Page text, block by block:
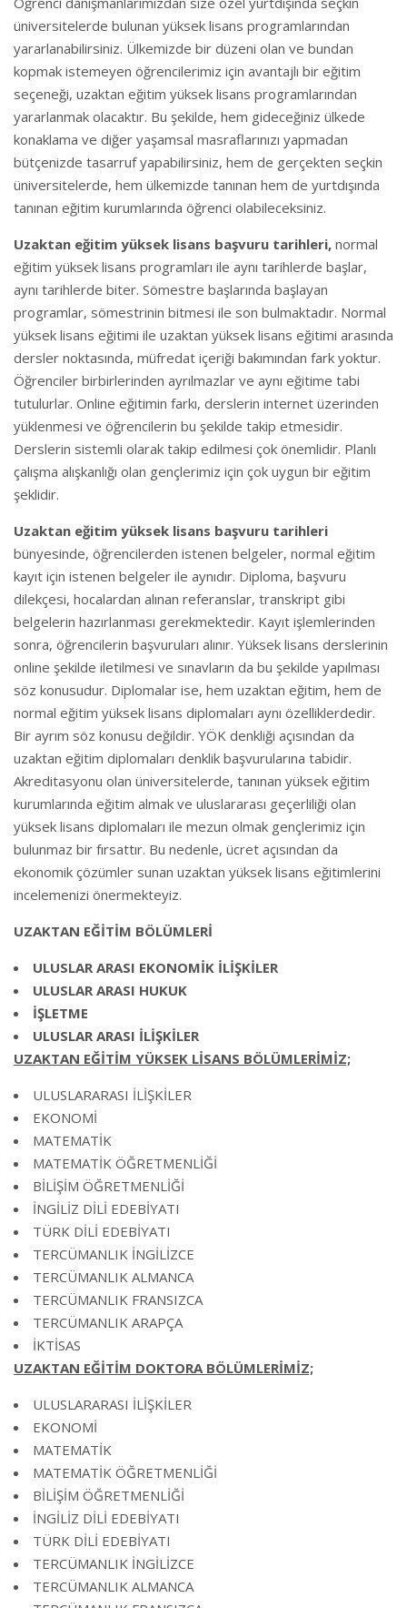
üniversitelerde bulunan yüksek lisans programlarından
yararlanabilirsiniz. Ülkemizde bir düzeni olan ve bundan
kopmak istemeyen öğrencilerimiz için avantajlı bir eğitim
seçeneği, uzaktan eğitim yüksek lisans programlarından
yararlanmak olacaktır. Bu şekilde, hem gideceğiniz ülkede
konaklama ve diğer yaşamsal masraflarınızı yapmadan
bütçenizde tasarruf yapabilirsiniz, hem de gerçekten seçkin
üniversitelerde, hem ülkemizde tanınan hem de yurtdışında
tanınan eğitim kurumlarında öğrenci olabileceksiniz.
Uzaktan eğitim yüksek lisans başvuru tarihleri, normal
eğitim yüksek lisans programları ile aynı tarihlerde başlar,
aynı tarihlerde biter. Sömestre başlarında başlayan
programlar, sömestrinin bitmesi ile son bulmaktadır. Normal
yüksek lisans eğitimi ile uzaktan yüksek lisans eğitimi arasında
dersler noktasında, müfredat içeriği bakımından fark yoktur.
Öğrenciler birbirlerinden ayrılmazlar ve aynı eğitime tabi
tutulurlar. Online eğitimin farkı, derslerin internet üzerinden
yüklenmesi ve öğrencilerin bu şekilde takip etmesidir.
Derslerin sistemli olarak takip edilmesi çok önemlidir. Planlı
çalışma alışkanlığı olan gençlerimiz için çok uygun bir eğitim
şeklidir.
Uzaktan eğitim yüksek lisans başvuru tarihleri
bünyesinde, öğrencilerden istenen belgeler, normal eğitim
kayıt için istenen belgeler ile aynıdır. Diploma, başvuru
dilekçesi, hocalardan alınan referanslar, transkript gibi
belgelerin hazırlanması gerekmektedir. Kayıt işlemlerinden
sonra, öğrencilerin başvuruları alınır. Yüksek lisans derslerinin
online şekilde iletilmesi ve sınavların da bu şekilde yapılması
söz konusudur. Diplomalar ise, hem uzaktan eğitim, hem de
normal eğitim yüksek lisans diplomaları aynı özelliklerdedir.
Bir ayrım söz konusu değildir. YÖK denkliği açısından da
uzaktan eğitim diplomaları denklik başvurularına tabidir.
Akreditasyonu olan üniversitelerde, tanınan yüksek eğitim
kurumlarında eğitim almak ve uluslararası geçerliliği olan
yüksek lisans diplomaları ile mezun olmak gençlerimiz için
bulunmaz bir fırsattır. Bu nedenle, ücret açısından da
ekonomik çözümler sunan uzaktan yüksek lisans eğitimlerini
incelemenizi önermekteyiz.
UZAKTAN EĞİTİM BÖLÜMLERİ
ULUSLAR ARASI EKONOMİK İLİŞKİLER
ULUSLAR ARASI HUKUK
İŞLETME
ULUSLAR ARASI İLİŞKİLER
UZAKTAN EĞİTİM YÜKSEK LİSANS BÖLÜMLERİMİZ;
ULUSLARARASI İLİŞKİLER
EKONOMİ
MATEMATİK
MATEMATİK ÖĞRETMENLİĞİ
BİLİŞİM ÖĞRETMENLİĞİ
İNGİLİZ DİLİ EDEBİYATI
TÜRK DİLİ EDEBİYATI
TERCÜMANLIK İNGİLİZCE
TERCÜMANLIK ALMANCA
TERCÜMANLIK FRANSIZCA
TERCÜMANLIK ARAPÇA
İKTİSAS
UZAKTAN EĞİTİM DOKTORA BÖLÜMLERİMİZ;
ULUSLARARASI İLİŞKİLER
EKONOMİ
MATEMATİK
MATEMATİK ÖĞRETMENLİĞİ
BİLİŞİM ÖĞRETMENLİĞİ
İNGİLİZ DİLİ EDEBİYATI
TÜRK DİLİ EDEBİYATI
TERCÜMANLIK İNGİLİZCE
TERCÜMANLIK ALMANCA